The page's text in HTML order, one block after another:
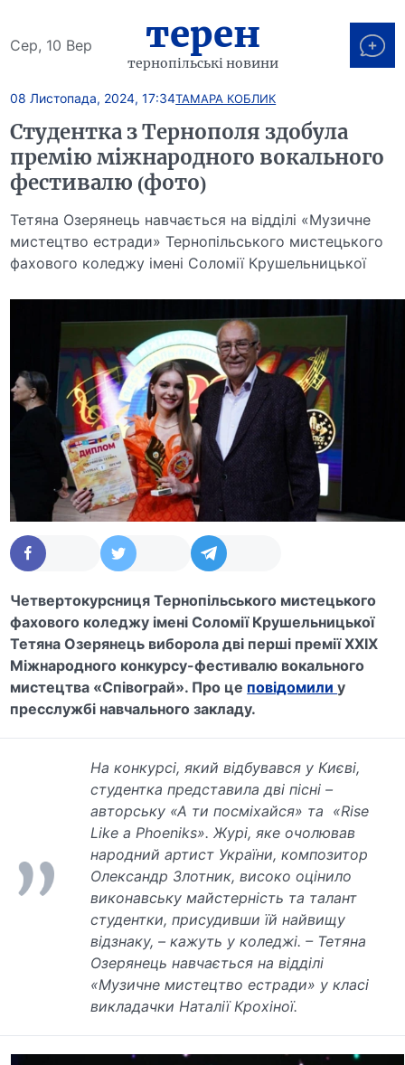
Сер, 10 Вер терен
тернопільські новини
08 Листопада, 2024, 17:34ТАМАРА КОБЛИК
Студентка з Тернополя здобула
премію міжнародного вокального
фестивалю (фото)
Тетяна Озерянець навчається на відділі «Музичне
мистецтво естради» Тернопільського мистецького
фахового коледжу імені Соломії Крушельницької
Четвертокурсниця Тернопільського мистецького
фахового коледжу імені Соломії Крушельницької
Тетяна Озерянець виборола дві перші премії XXIX
Міжнародного конкурсу-фестивалю вокального
мистецтва «Співограй». Про це повідомилиу
пресслужбі навчального закладу.
На конкурсі, який відбувався у Києві,
студентка представила дві пісні –
авторську «А ти посміхайся» та «Rise
Like a Phoeniks». Журі, яке очолював
народний артист України, композитор
Олександр Злотник, високо оцінило
виконавську майстерність та талант
студентки, присудивши їй найвищу
відзнаку, – кажуть у коледжі. – Тетяна
Озерянець навчається на відділі
«Музичне мистецтво естради» у класі
викладачки Наталії Крохіної.